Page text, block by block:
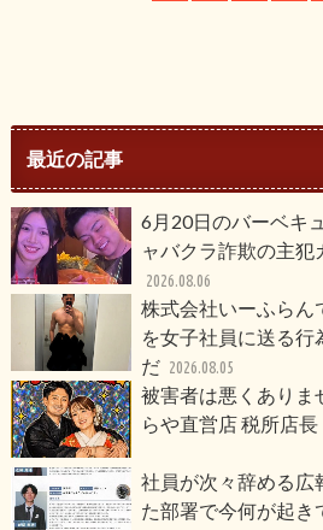
最近の記事
6月20日のバーベキ
ャバクラ詐欺の主犯
2026.08.06
株式会社いーふらん
を女子社員に送る行
だ 2026.08.05
被害者は悪くありま
らや直営店 税所店長
社員が次々辞める
た部署で今何が起き